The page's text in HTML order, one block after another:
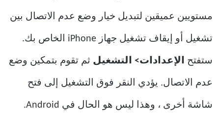
مستويين عميقين لتبديل خيار وضع عدم الاتصال بين
تشغيل أو إيقاف تشغيل جهاز iPhone الخاص بك.
ستفتح الإعدادات> التشغيل ثم تقوم بتمكين وضع
عدم الاتصال. يؤدي النقر فوق التشغيل إلى فتح
شاشة أخرى ، وهذا ليس هو الحال في Android.